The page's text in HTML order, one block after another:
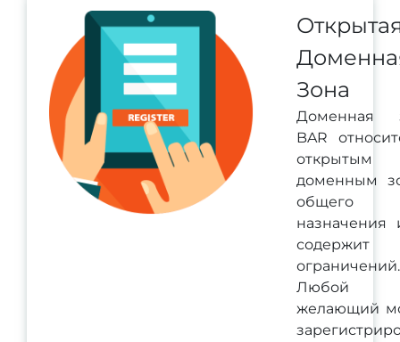
Зона
Доменная
BAR
открытым
доменным
общего
назначения
содержит
ограничений.
Любой
желающий